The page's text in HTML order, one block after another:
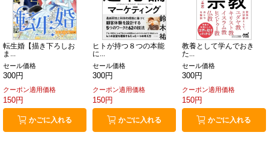
転生婚【描き下ろしお
ま...
セール価格
300円
クーポン適用価格
150円
かごに入れる
ヒトが持つ８つの本能
に...
セール価格
300円
クーポン適用価格
150円
かごに入れる
教養として学んでおき
た...
セール価格
300円
クーポン適用価格
150円
かごに入れる